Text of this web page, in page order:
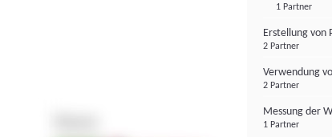
1 Partner
Erstellung von
2 Partner
Verwendung
2 Partner
Messung der
1 Partner